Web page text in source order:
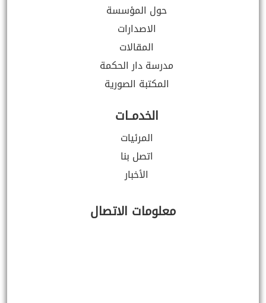
حول المؤسسة
الاصدارات
المقالات
مدرسة دار الحكمة
المكتبة الصورية
الخدمــات
المرئيات
اتصل بنا
الأخبار
معلومات الاتصال